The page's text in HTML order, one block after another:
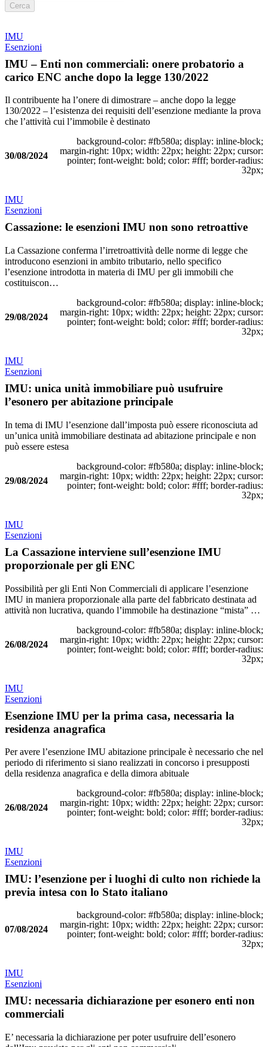
Cerca
IMU
Esenzioni
IMU – Enti non commerciali: onere probatorio a
carico ENC anche dopo la legge 130/2022
Il contribuente ha l’onere di dimostrare – anche dopo la legge
130/2022 – l’esistenza dei requisiti dell’esenzione mediante la prova
che l’attività cui l’immobile è destinato
30/08/2024
background-color: #fb580a; display: inline-block;
margin-right: 10px; width: 22px; height: 22px; cursor:
pointer; font-weight: bold; color: #fff; border-radius:
32px;
IMU
Esenzioni
Cassazione: le esenzioni IMU non sono retroattive
La Cassazione conferma l’irretroattività delle norme di legge che
introducono esenzioni in ambito tributario, nello specifico
l’esenzione introdotta in materia di IMU per gli immobili che
costituiscon…
29/08/2024
background-color: #fb580a; display: inline-block;
margin-right: 10px; width: 22px; height: 22px; cursor:
pointer; font-weight: bold; color: #fff; border-radius:
32px;
IMU
Esenzioni
IMU: unica unità immobiliare può usufruire
l’esonero per abitazione principale
In tema di IMU l’esenzione dall’imposta può essere riconosciuta ad
un’unica unità immobiliare destinata ad abitazione principale e non
può essere estesa
29/08/2024
background-color: #fb580a; display: inline-block;
margin-right: 10px; width: 22px; height: 22px; cursor:
pointer; font-weight: bold; color: #fff; border-radius:
32px;
IMU
Esenzioni
La Cassazione interviene sull’esenzione IMU
proporzionale per gli ENC
Possibilità per gli Enti Non Commerciali di applicare l’esenzione
IMU in maniera proporzionale alla parte del fabbricato destinata ad
attività non lucrativa, quando l’immobile ha destinazione “mista” …
26/08/2024
background-color: #fb580a; display: inline-block;
margin-right: 10px; width: 22px; height: 22px; cursor:
pointer; font-weight: bold; color: #fff; border-radius:
32px;
IMU
Esenzioni
Esenzione IMU per la prima casa, necessaria la
residenza anagrafica
Per avere l’esenzione IMU abitazione principale è necessario che nel
periodo di riferimento si siano realizzati in concorso i presupposti
della residenza anagrafica e della dimora abituale
26/08/2024
background-color: #fb580a; display: inline-block;
margin-right: 10px; width: 22px; height: 22px; cursor:
pointer; font-weight: bold; color: #fff; border-radius:
32px;
IMU
Esenzioni
IMU: l’esenzione per i luoghi di culto non richiede la
previa intesa con lo Stato italiano
07/08/2024
background-color: #fb580a; display: inline-block;
margin-right: 10px; width: 22px; height: 22px; cursor:
pointer; font-weight: bold; color: #fff; border-radius:
32px;
IMU
Esenzioni
IMU: necessaria dichiarazione per esonero enti non
commerciali
E’ necessaria la dichiarazione per poter usufruire dell’esonero